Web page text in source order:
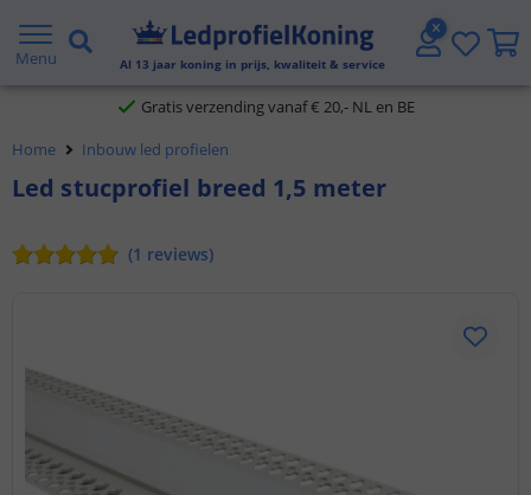
Menu Al 13 jaar koning in prijs, kwaliteit & service
2 jaar garantie
Gratis verzending vanaf € 20,- NL en BE
Klantbeoordeling 9.1
Home Inbouw led profielen
Led stucprofiel breed 1,5 meter
(1 reviews)